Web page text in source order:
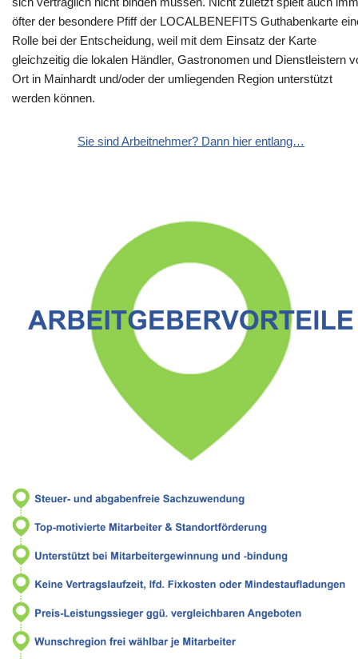
öfter der besondere Pfiff der LOCALBENEFITS Guthabenkarte
Rolle bei der Entscheidung, weil mit dem Einsatz der Karte
gleichzeitig die lokalen Händler, Gastronomen und Dienstleistern
Ort in Mainhardt und/oder der umliegenden Region unterstützt
werden können.
Sie sind Arbeitnehmer? Dann hier entlang…